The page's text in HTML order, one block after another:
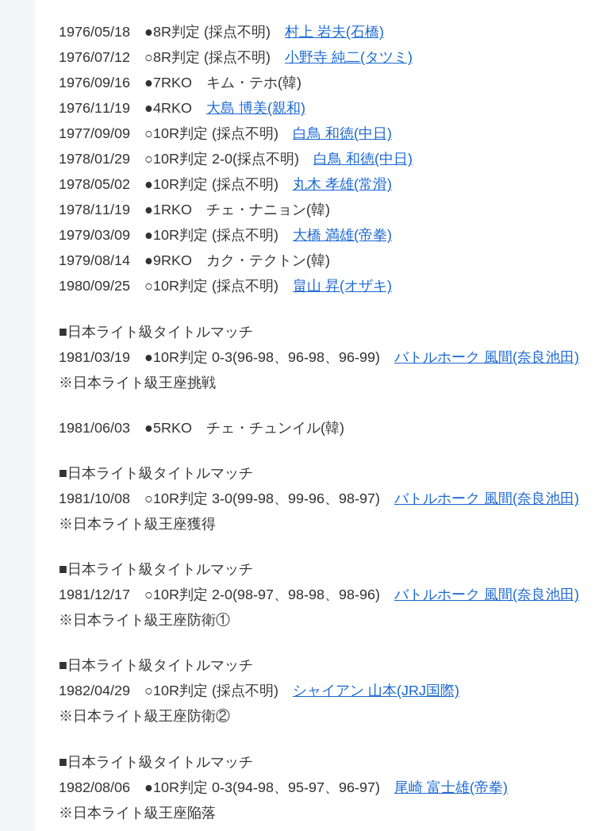
1976/05/18 ●8R判定 (採点不明) 村上 岩夫(石橋)
1976/07/12 ○8R判定 (採点不明) 小野寺 純二(タツミ)
1976/09/16 ●7RKO キム・テホ(韓)
1976/11/19 ●4RKO 大島 博美(親和)
1977/09/09 ○10R判定 (採点不明) 白鳥 和徳(中日)
1978/01/29 ○10R判定 2-0(採点不明) 白鳥 和徳(中日)
1978/05/02 ●10R判定 (採点不明) 丸木 孝雄(常滑)
1978/11/19 ●1RKO チェ・ナニョン(韓)
1979/03/09 ●10R判定 (採点不明) 大橋 満雄(帝拳)
1979/08/14 ●9RKO カク・テクトン(韓)
1980/09/25 ○10R判定 (採点不明) 畠山 昇(オザキ)
■日本ライト級タイトルマッチ
1981/03/19 ●10R判定 0-3(96-98、96-98、96-99) バトルホーク 風間(奈良池田)
※日本ライト級王座挑戦
1981/06/03 ●5RKO チェ・チュンイル(韓)
■日本ライト級タイトルマッチ
1981/10/08 ○10R判定 3-0(99-98、99-96、98-97) バトルホーク 風間(奈良池田)
※日本ライト級王座獲得
■日本ライト級タイトルマッチ
1981/12/17 ○10R判定 2-0(98-97、98-98、98-96) バトルホーク 風間(奈良池田)
※日本ライト級王座防衛①
■日本ライト級タイトルマッチ
1982/04/29 ○10R判定 (採点不明) シャイアン 山本(JRJ国際)
※日本ライト級王座防衛②
■日本ライト級タイトルマッチ
1982/08/06 ●10R判定 0-3(94-98、95-97、96-97) 尾崎 富士雄(帝拳)
※日本ライト級王座陥落